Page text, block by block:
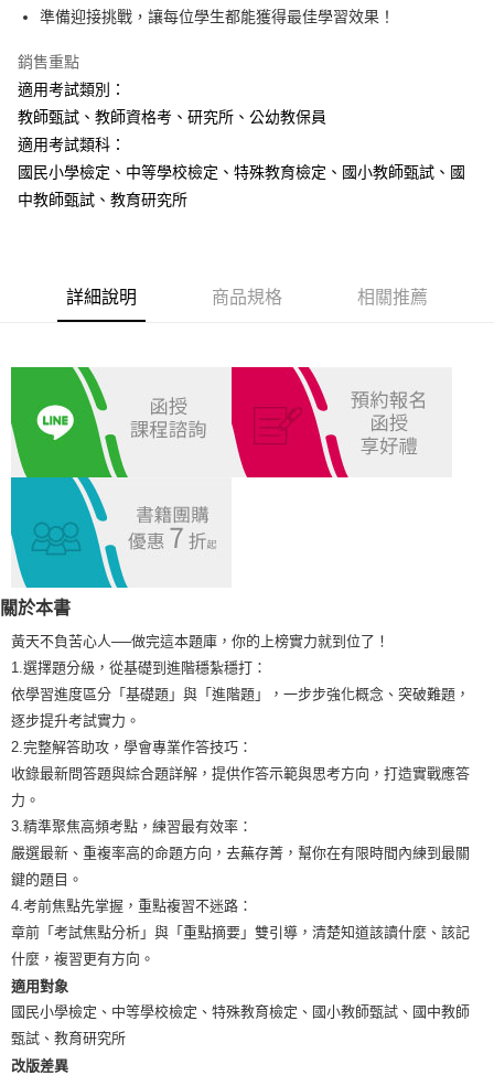
Google Pay
ATM付款
全家取貨付款
每筆NT$100，滿NT$1,000(含以上)免運費
付款後全家取貨.
每筆NT$100，滿NT$1,000(含以上)免運費
宅配
每筆NT$100，滿NT$1,000(含以上)免運費
外島郵寄
每筆NT$100，滿NT$1,000(含以上)免運費
準備迎接挑戰，讓每位學生都能獲得最佳學習效果！
銷售重點
適用考試類別：
教師甄試、教師資格考、研究所、公幼教保員
適用考試類科：
國民小學檢定、中等學校檢定、特殊教育檢定、國小教師甄試、國
中教師甄試、教育研究所
詳細說明 商品規格 相關推薦
關於本書
黃天不負苦心人──做完這本題庫，你的上榜實力就到位了！
1.選擇題分級，從基礎到進階穩紮穩打：
依學習進度區分「基礎題」與「進階題」，一步步強化概念、突破難題，
逐步提升考試實力。
2.完整解答助攻，學會專業作答技巧：
收錄最新問答題與綜合題詳解，提供作答示範與思考方向，打造實戰應答
力。
3.精準聚焦高頻考點，練習最有效率：
嚴選最新、重複率高的命題方向，去蕪存菁，幫你在有限時間內練到最關
鍵的題目。
4.考前焦點先掌握，重點複習不迷路：
章前「考試焦點分析」與「重點摘要」雙引導，清楚知道該讀什麼、該記
什麼，複習更有方向。
適用對象
國民小學檢定、中等學校檢定、特殊教育檢定、國小教師甄試、國中教師
甄試、教育研究所
改版差異